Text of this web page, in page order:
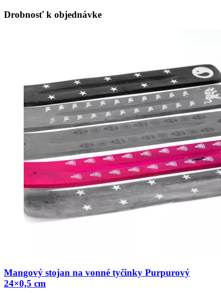
Drobnosť k objednávke
Mangový stojan na vonné tyčinky Purpurový
24×0,5 cm